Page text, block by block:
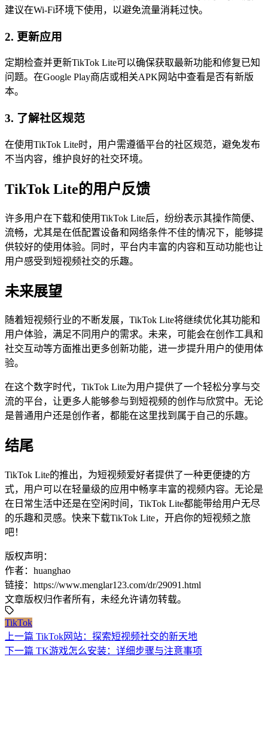
建议在Wi-Fi环境下使用，以避免流量消耗过快。
2. 更新应用
定期检查并更新TikTok Lite可以确保获取最新功能和修复已知
问题。在Google Play商店或相关APK网站中查看是否有新版
本。
3. 了解社区规范
在使用TikTok Lite时，用户需遵循平台的社区规范，避免发布
不当内容，维护良好的社交环境。
TikTok Lite的用户反馈
许多用户在下载和使用TikTok Lite后，纷纷表示其操作简便、
流畅，尤其是在低配置设备和网络条件不佳的情况下，能够提
供较好的使用体验。同时，平台内丰富的内容和互动功能也让
用户感受到短视频社交的乐趣。
未来展望
随着短视频行业的不断发展，TikTok Lite将继续优化其功能和
用户体验，满足不同用户的需求。未来，可能会在创作工具和
社交互动等方面推出更多创新功能，进一步提升用户的使用体
验。
在这个数字时代，TikTok Lite为用户提供了一个轻松分享与交
流的平台，让更多人能够参与到短视频的创作与欣赏中。无论
是普通用户还是创作者，都能在这里找到属于自己的乐趣。
结尾
TikTok Lite的推出，为短视频爱好者提供了一种更便捷的方
式，用户可以在轻量级的应用中畅享丰富的视频内容。无论是
在日常生活中还是在空闲时间，TikTok Lite都能带给用户无尽
的乐趣和灵感。快来下载TikTok Lite，开启你的短视频之旅
吧！
版权声明：
作者：huanghao
链接：https://www.menglar123.com/dr/29091.html
文章版权归作者所有，未经允许请勿转载。
TikTok
上一篇 TikTok网站：探索短视频社交的新天地
下一篇 TK游戏怎么安装：详细步骤与注意事项